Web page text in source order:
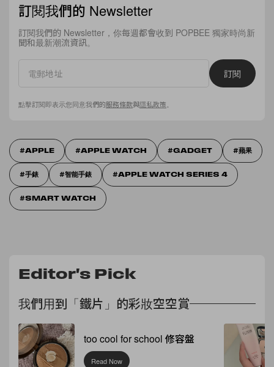
訂閱我們的 Newsletter
訂閱我們的 Newsletter，你每週都會收到 POPBEE 獨家時尚新
聞和最新潮流資訊。
訂閱
點擊訂閱即表示您同意我們的服務條款與隱私政策
APPLE APPLE WATCH GADGET 蘋果
手錶 智能手錶 APPLE WATCH SERIES 4
SMART WATCH
Editor's Pick
我們用到「鐵片」的彩妝空空賞
too cool for school 修容盤
Read Now